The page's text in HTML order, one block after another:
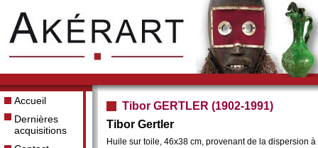
Accueil
Dernières
acquisitions
Tibor GERTLER (1902-1991)
Tibor Gertler
Huile sur toile, 46x38 cm, provenant de la dispersion